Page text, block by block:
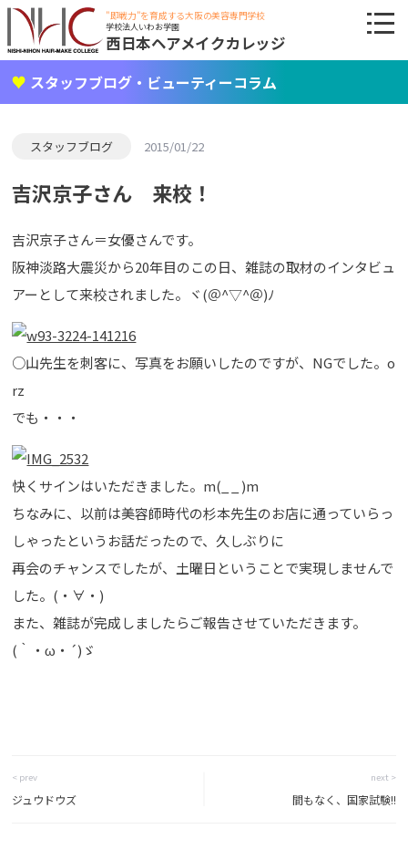
"即戦力"を育成する大阪の美容専門学校
学校法人いわお学園
西日本ヘアメイクカレッジ
スタッフブログ・ビューティーコラム
スタッフブログ 2015/01/22
吉沢京子さん 来校！
吉沢京子さん＝女優さんです。
阪神淡路大震災から20年目のこの日、雑誌の取材のインタビュ
アーとして来校されました。ヾ(＠^▽^＠)ﾉ
○山先生を刺客に、写真をお願いしたのですが、NGでした。o
rz
でも・・・
快くサインはいただきました。m(_ _ )m
ちなみに、以前は美容師時代の杉本先生のお店に通っていらっ
しゃったというお話だったので、久しぶりに
再会のチャンスでしたが、土曜日ということで実現しませんで
した。(・∀・)
また、雑誌が完成しましたらご報告させていただきます。
(｀・ω・´)ゞ
< prev
ジュウドウズ
next >
間もなく、国家試験!!